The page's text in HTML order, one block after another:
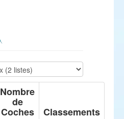
Nombre
de
Coches Classements